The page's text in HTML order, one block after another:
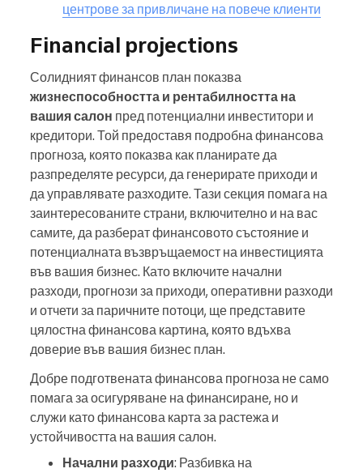
центрове за привличане на повече клиенти
Financial projections
Солидният финансов план показва
жизнеспособността и рентабилността на
вашия салон пред потенциални инвеститори и
кредитори. Той предоставя подробна финансова
прогноза, която показва как планирате да
разпределяте ресурси, да генерирате приходи и
да управлявате разходите. Тази секция помага на
заинтересованите страни, включително и на вас
самите, да разберат финансовото състояние и
потенциалната възвръщаемост на инвестицията
във вашия бизнес. Като включите начални
разходи, прогнози за приходи, оперативни разходи
и отчети за паричните потоци, ще представите
цялостна финансова картина, която вдъхва
доверие във вашия бизнес план.
Добре подготвената финансова прогноза не само
помага за осигуряване на финансиране, но и
служи като финансова карта за растежа и
устойчивостта на вашия салон.
Начални разходи: Разбивка на